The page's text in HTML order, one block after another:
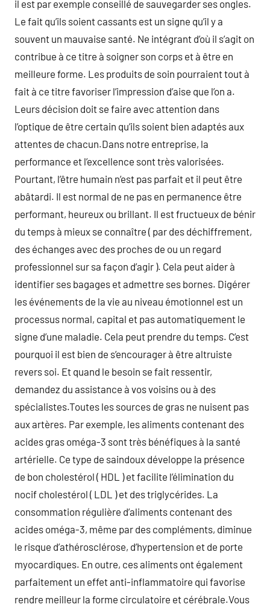
il est par exemple conseillé de sauvegarder ses ongles.
Le fait qu’ils soient cassants est un signe qu’il y a
souvent un mauvaise santé. Ne intégrant d’où il s’agit on
contribue à ce titre à soigner son corps et à être en
meilleure forme. Les produits de soin pourraient tout à
fait à ce titre favoriser l’impression d’aise que l’on a.
Leurs décision doit se faire avec attention dans
l’optique de être certain qu’ils soient bien adaptés aux
attentes de chacun.Dans notre entreprise, la
performance et l’excellence sont très valorisées.
Pourtant, l’être humain n’est pas parfait et il peut être
abâtardi. Il est normal de ne pas en permanence être
performant, heureux ou brillant. Il est fructueux de bénir
du temps à mieux se connaître ( par des déchiffrement,
des échanges avec des proches de ou un regard
professionnel sur sa façon d’agir ). Cela peut aider à
identifier ses bagages et admettre ses bornes. Digérer
les événements de la vie au niveau émotionnel est un
processus normal, capital et pas automatiquement le
signe d’une maladie. Cela peut prendre du temps. C’est
pourquoi il est bien de s’encourager à être altruiste
revers soi. Et quand le besoin se fait ressentir,
demandez du assistance à vos voisins ou à des
spécialistes.Toutes les sources de gras ne nuisent pas
aux artères. Par exemple, les aliments contenant des
acides gras oméga-3 sont très bénéfiques à la santé
artérielle. Ce type de saindoux développe la présence
de bon cholestérol ( HDL ) et facilite l’élimination du
nocif cholestérol ( LDL ) et des triglycérides. La
consommation régulière d’aliments contenant des
acides oméga-3, même par des compléments, diminue
le risque d’athérosclérose, d’hypertension et de porte
myocardiques. En outre, ces aliments ont également
parfaitement un effet anti-inflammatoire qui favorise
rendre meilleur la forme circulatoire et cérébrale.Vous